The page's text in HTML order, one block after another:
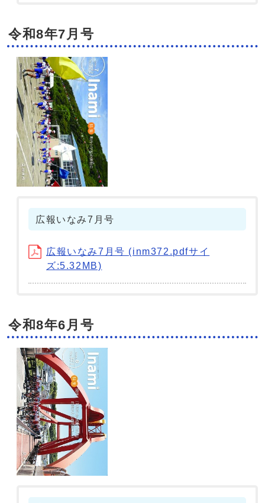
令和8年7月号
広報いなみ7月号
広報いなみ7月号 (inm372.pdfサイ
ズ:5.32MB)
令和8年6月号